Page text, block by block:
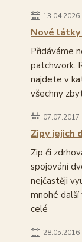
13.04.2026
Nové
Přidáváme
patchwork.
najdete v
všechny
07.07.2017
Zipy jejich
Zip či
spojování
nejčastěji
mnohé další
celé
28.05.2016